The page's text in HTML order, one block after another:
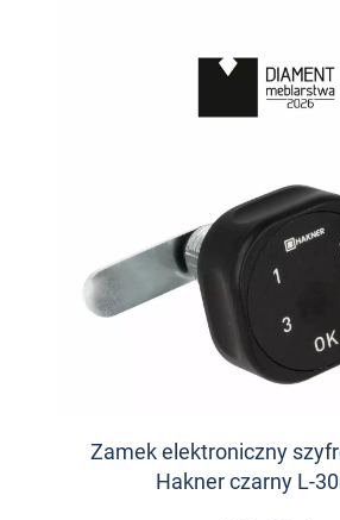
Zamek elektroniczny
Hakner czarny L-